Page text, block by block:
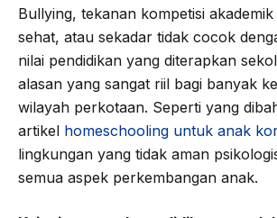
Bullying, tekanan kompetisi
sehat, atau sekadar tidak cocok
nilai pendidikan yang diterapkan
alasan yang sangat riil bagi banyak
wilayah perkotaan. Seperti yang
artikel homeschooling untuk anak
lingkungan yang tidak aman
semua aspek perkembangan anak.